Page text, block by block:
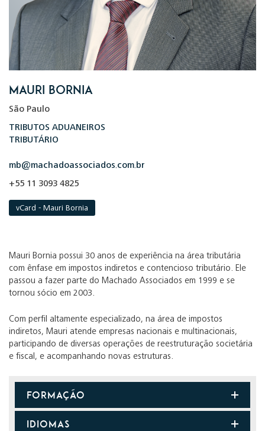
Mauri Bornia
São Paulo
TRIBUTOS ADUANEIROS
TRIBUTÁRIO
mb@machadoassociados.com.br
+55 11 3093 4825
vCard - Mauri Bornia
Mauri Bornia possui 30 anos de experiência na área tributária
com ênfase em impostos indiretos e contencioso tributário. Ele
passou a fazer parte do Machado Associados em 1999 e se
tornou sócio em 2003.
Com perfil altamente especializado, na área de impostos
indiretos, Mauri atende empresas nacionais e multinacionais,
participando de diversas operações de reestruturação societária
e fiscal, e acompanhando novas estruturas.
FORMAÇÃO
IDIOMAS